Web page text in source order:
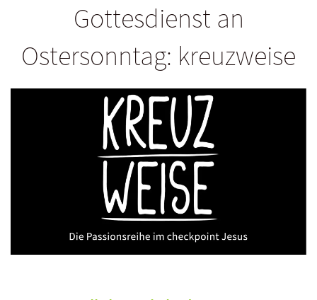
Gottesdienst an
Ostersonntag: kreuzweise